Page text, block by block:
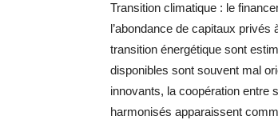
Transition climatique : le
l’abondance de capitaux privés
transition énergétique sont
disponibles sont souvent mal
innovants, la coopération entre
harmonisés apparaissent